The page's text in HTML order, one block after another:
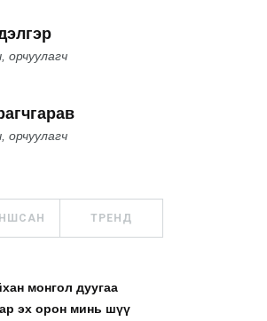
орчуулагч
орчуулагч
ТРЕНД
монгол дуугаа
эх орон минь шүү